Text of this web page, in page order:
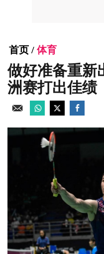
首页 / 体育
做好准备重新
洲赛打出佳绩